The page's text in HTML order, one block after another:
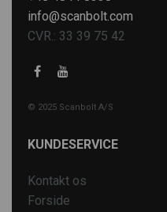
info@scanbolt.com
CVR.: 33 39 75 42
© 2025 Scanbolt A/S
KUNDESERVICE
Kontakt os
Forside